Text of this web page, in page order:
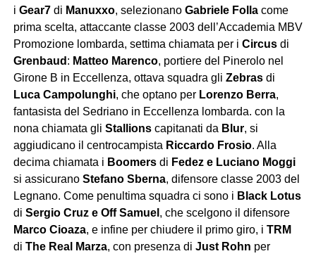
i Gear7di Manuxxo, selezionano Gabriele Follacome
prima scelta, attaccante classe 2003 dell’Accademia MBV
Promozione lombarda, settima chiamata per i Circusdi
Grenbaud : Matteo Marenco, portiere del Pinerolo nel
Girone B in Eccellenza, ottava squadra gli Zebrasdi
Luca Campolunghi, che optano per Lorenzo Berra,
fantasista del Sedriano in Eccellenza lombarda. con la
nona chiamata gli Stallionscapitanati da Blur, si
aggiudicano il centrocampista Riccardo Frosio. Alla
decima chiamata i Boomersdi Fedez e Luciano Moggi
si assicurano Stefano Sberna, difensore classe 2003 del
Legnano. Come penultima squadra ci sono i Black Lotus
di Sergio Cruz e Off Samuel , che scelgono il difensore
Marco Cioaza, e infine per chiudere il primo giro, i TRM
di The Real Marza, con presenza di Just Rohn per